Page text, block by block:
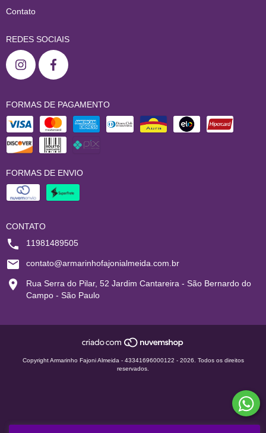
Contato
REDES SOCIAIS
FORMAS DE PAGAMENTO
FORMAS DE ENVIO
CONTATO
11981489505
contato@armarinhofajonialmeida.com.br
Rua Serra do Pilar, 52 Jardim Cantareira - São Bernardo do
Campo - São Paulo
Copyright Armarinho Fajoni Almeida - 43341696000122 - 2026. Todos os direitos
reservados.